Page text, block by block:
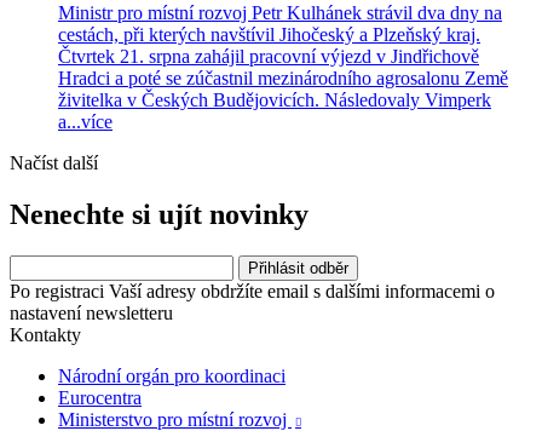
Ministr pro místní rozvoj Petr Kulhánek strávil dva dny na
cestách, při kterých navštívil Jihočeský a Plzeňský kraj.
Čtvrtek 21. srpna zahájil pracovní výjezd v Jindřichově
Hradci a poté se zúčastnil mezinárodního agrosalonu Země
živitelka v Českých Budějovicích. Následovaly Vimperk
a...více
Načíst další
Nenechte si ujít novinky
Po registraci Vaší adresy obdržíte email s dalšími informacemi o
nastavení newsletteru
Kontakty
Národní orgán pro koordinaci
Eurocentra
Ministerstvo pro místní rozvoj
